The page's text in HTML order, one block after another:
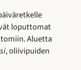
loputtomat
Aluetta
, oliivipuiden